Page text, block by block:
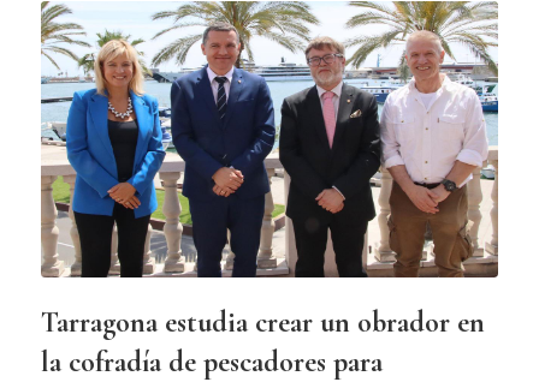
Tarragona estudia crear un obrador en
la cofradía de pescadores para